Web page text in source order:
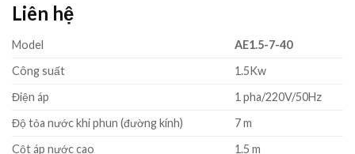
Liên hệ
Model
AE1.5-7-40
Công suất
1.5Kw
Điện áp
1 pha/220V/50Hz
Độ tỏa nước khi phun (đường kính)
7 m
Cột áp nước cao
1.5 m